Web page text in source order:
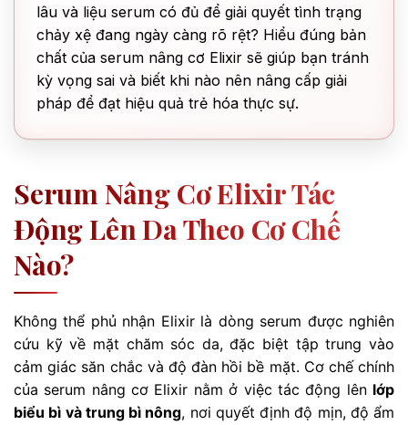
lâu và liệu serum có đủ để giải quyết tình trạng
chảy xệ đang ngày càng rõ rệt? Hiểu đúng bản
chất của serum nâng cơ Elixir sẽ giúp bạn tránh
kỳ vọng sai và biết khi nào nên nâng cấp giải
pháp để đạt hiệu quả trẻ hóa thực sự.
Serum Nâng Cơ Elixir Tác
Động Lên Da Theo Cơ Chế
Nào?
Không thể phủ nhận Elixir là dòng serum được nghiên
cứu kỹ về mặt chăm sóc da, đặc biệt tập trung vào
cảm giác săn chắc và độ đàn hồi bề mặt. Cơ chế chính
của serum nâng cơ Elixir nằm ở việc tác động lên lớp
biểu bì và trung bì nông, nơi quyết định độ mịn, độ ẩm